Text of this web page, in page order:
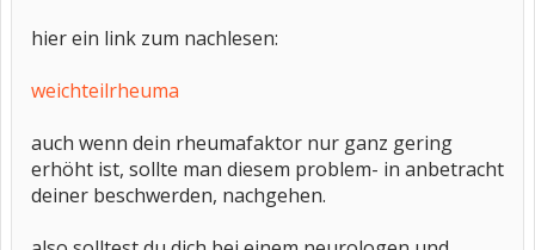
hier ein link zum nachlesen:
weichteilrheuma
auch wenn dein rheumafaktor nur ganz gering
erhöht ist, sollte man diesem problem- in anbetracht
deiner beschwerden, nachgehen.